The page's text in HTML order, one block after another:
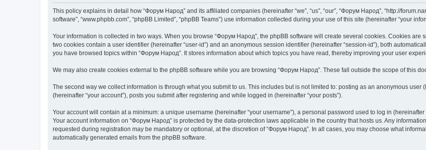
This policy explains in detail how “Форум Народ” and its affiliated companies (hereinafter “we”, “us”, “our”, “Форум Народ”, “http://
software”, “www.phpbb.com”, “phpBB Limited”, “phpBB Teams”) use information collected during your use of this site (hereinafter “your
Your information is collected in two ways. When you browse “Форум Народ”, the phpBB software will create several cookies. Cookies are
two cookies contain a user identifier (hereinafter “user-id”) and an anonymous session identifier (hereinafter “session-id”), both
you have browsed topics within “Форум Народ”. It stores information about which topics you have read, thereby improving your user
We may also create cookies external to the phpBB software while you are browsing “Форум Народ”. These fall outside the scope of this
The second way we collect information is through what you submit to us. This includes but is not limited to: posting as an anonymous user
(hereinafter “your account”), posts you submit after registering and while logged in (hereinafter “your posts”).
Your account will contain at a minimum: a unique username (hereinafter “your username”), a personal password used to log in
Your account information on “Форум Народ” is protected by the data-protection laws applicable in the country that hosts us. Any
requested during registration may be mandatory or optional, at the discretion of “Форум Народ”. In all cases, you may choose what
automatically generated emails from the phpBB software.